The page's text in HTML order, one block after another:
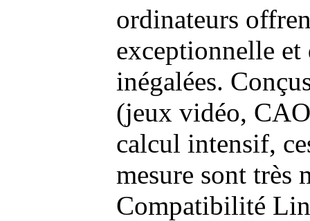
ordinateurs
exceptionnelle et
inégalées.
(jeux vidéo,
calcul intensif,
mesure sont très
Compatibilité